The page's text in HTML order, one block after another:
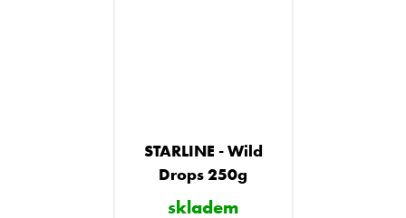
STARLINE - Wild
Drops 250g
skladem